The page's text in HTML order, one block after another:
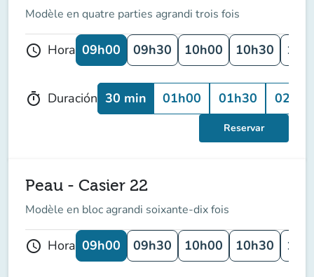
Modèle en quatre parties agrandi trois fois
schedule Hora 09h00 09h30 10h00 10h30
timer Duración 30 min 01h00 01h30 02h00
Reservar
Peau - Casier 22
Modèle en bloc agrandi soixante-dix fois
schedule Hora 09h00 09h30 10h00 10h30